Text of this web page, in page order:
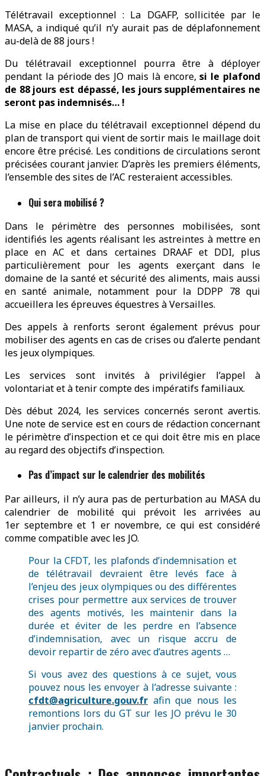
Télétravail exceptionnel : La DGAFP, sollicitée par le
MASA, a indiqué qu’il n’y aurait pas de déplafonnement
au-delà de 88 jours !
Du télétravail exceptionnel pourra être à déployer
pendant la période des JO mais là encore, si le plafond
de 88 jours est dépassé, les jours supplémentaires ne
seront pas indemnisés… !
La mise en place du télétravail exceptionnel dépend du
plan de transport qui vient de sortir mais le maillage doit
encore être précisé. Les conditions de circulations seront
précisées courant janvier. D’après les premiers éléments,
l’ensemble des sites de l’AC resteraient accessibles.
Qui sera mobilisé ?
Dans le périmètre des personnes mobilisées, sont
identifiés les agents réalisant les astreintes à mettre en
place en AC et dans certaines DRAAF et DDI, plus
particulièrement pour les agents exerçant dans le
domaine de la santé et sécurité des aliments, mais aussi
en santé animale, notamment pour la DDPP 78 qui
accueillera les épreuves équestres à Versailles.
Des appels à renforts seront également prévus pour
mobiliser des agents en cas de crises ou d’alerte pendant
les jeux olympiques.
Les services sont invités à privilégier l’appel à
volontariat et à tenir compte des impératifs familiaux.
Dès début 2024, les services concernés seront avertis.
Une note de service est en cours de rédaction concernant
le périmètre d’inspection et ce qui doit être mis en place
au regard des objectifs d’inspection.
Pas d’impact sur le calendrier des mobilités
Par ailleurs, il n’y aura pas de perturbation au MASA du
calendrier de mobilité qui prévoit les arrivées au
1er septembre et 1 er novembre, ce qui est considéré
comme compatible avec les JO.
Pour la CFDT, les plafonds d’indemnisation et
de télétravail devraient être levés face à
l’enjeu des jeux olympiques ou des différentes
crises pour permettre aux services de trouver
des agents motivés, les maintenir dans la
durée et éviter de les perdre en l’absence
d’indemnisation, avec un risque accru de
devoir repartir de zéro avec d’autres agents …
Si vous avez des questions à ce sujet, vous
pouvez nous les envoyer à l’adresse suivante :
cfdt@agriculture.gouv.fr afin que nous les
remontions lors du GT sur les JO prévu le 30
janvier prochain.